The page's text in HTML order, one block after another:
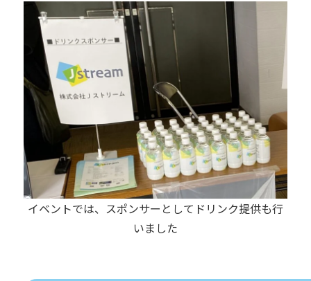
イベントでは、スポンサーとしてドリンク提供も行
いました